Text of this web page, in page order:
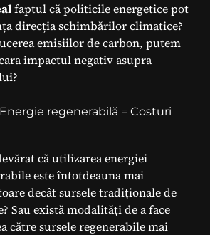
faptul că politicile energetice pot
direcția schimbărilor climatice?
emisiilor de carbon, putem
impactul negativ asupra
regenerabilă = Costuri
că utilizarea energiei
este întotdeauna mai
decât sursele tradiționale de
Sau există modalități de a face
către sursele regenerabile mai